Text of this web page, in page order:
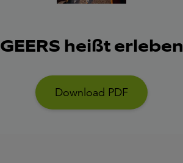
GEERS heißt erleben
Download PDF